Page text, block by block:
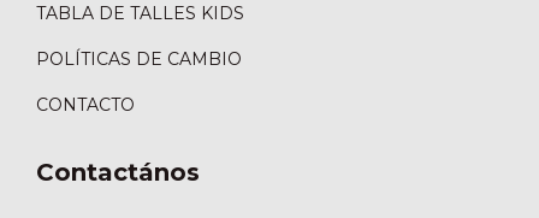
TABLA DE TALLES KIDS
POLÍTICAS DE CAMBIO
CONTACTO
Contactános